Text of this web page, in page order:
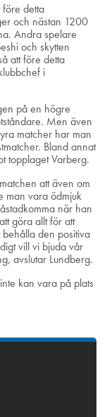
detta
och nästan 1200
Andra spelare
och skytten
att före detta
i
på en högre
Men även
matcher har man
Bland annat
topplaget Varberg.
att även om
man vara ödmjuk
när han
göra allt för att
den positiva
vill vi bjuda vår
avslutar Lundberg.
kan vara på plats